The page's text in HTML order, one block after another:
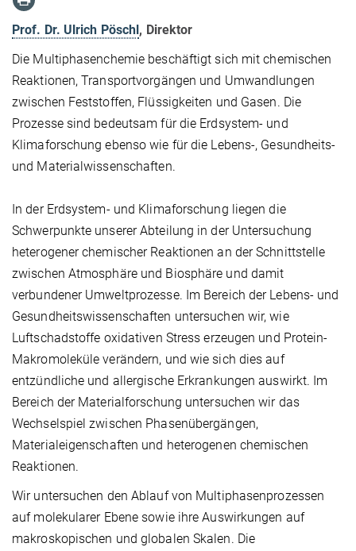
Prof. Dr. Ulrich Pöschl, Direktor
Die Multiphasenchemie beschäftigt sich mit chemischen
Reaktionen, Transportvorgängen und Umwandlungen
zwischen Feststoffen, Flüssigkeiten und Gasen. Die
Prozesse sind bedeutsam für die Erdsystem- und
Klimaforschung ebenso wie für die Lebens-, Gesundheits-
und Materialwissenschaften.
In der Erdsystem- und Klimaforschung liegen die
Schwerpunkte unserer Abteilung in der Untersuchung
heterogener chemischer Reaktionen an der Schnittstelle
zwischen Atmosphäre und Biosphäre und damit
verbundener Umweltprozesse. Im Bereich der Lebens- und
Gesundheitswissenschaften untersuchen wir, wie
Luftschadstoffe oxidativen Stress erzeugen und Protein-
Makromoleküle verändern, und wie sich dies auf
entzündliche und allergische Erkrankungen auswirkt. Im
Bereich der Materialforschung untersuchen wir das
Wechselspiel zwischen Phasenübergängen,
Materialeigenschaften und heterogenen chemischen
Reaktionen.
Wir untersuchen den Ablauf von Multiphasenprozessen
auf molekularer Ebene sowie ihre Auswirkungen auf
makroskopischen und globalen Skalen. Die